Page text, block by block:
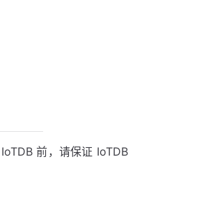
前，请保证 IoTDB